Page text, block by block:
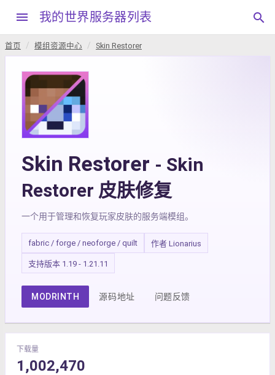
menu 我的世界服务器列表 search
首页 模组资源中心 Skin Restorer
Skin Restorer - Skin
Restorer 皮肤修复
一个用于管理和恢复玩家皮肤的服务端模组。
fabric / forge / neoforge / quilt 作者 Lionarius
支持版本 1.19 - 1.21.11
MODRINTH 源码地址 问题反馈
下载量
1,002,470